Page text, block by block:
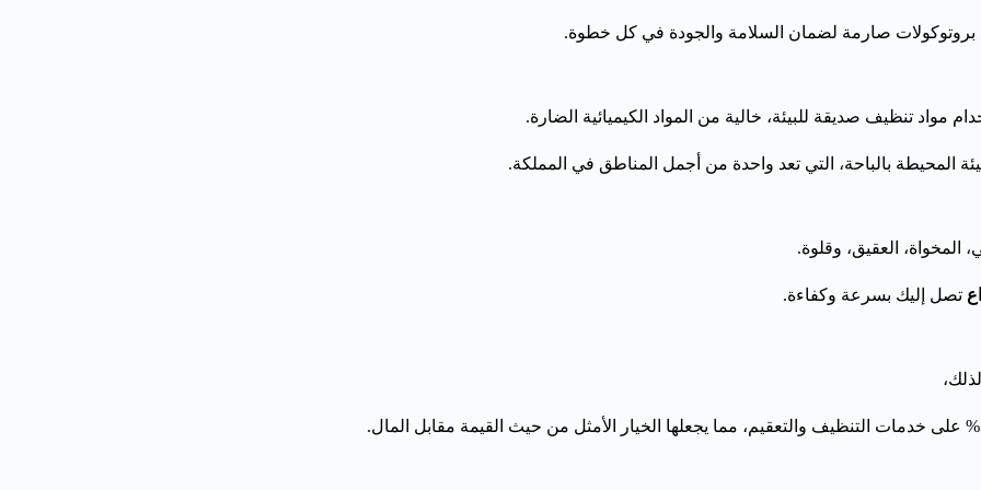
بروتوكولات صارمة لضمان السلامة والجودة في كل خطوة.
مواد تنظيف صديقة للبيئة، خالية من المواد الكيميائية الضارة.
المحيطة بالباحة، التي تعد واحدة من أجمل المناطق في المملكة.
العقيق، وقلوة.
تصل إليك بسرعة وكفاءة.